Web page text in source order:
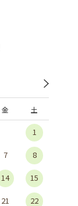
金 土
1
7 8
14 15
21 22